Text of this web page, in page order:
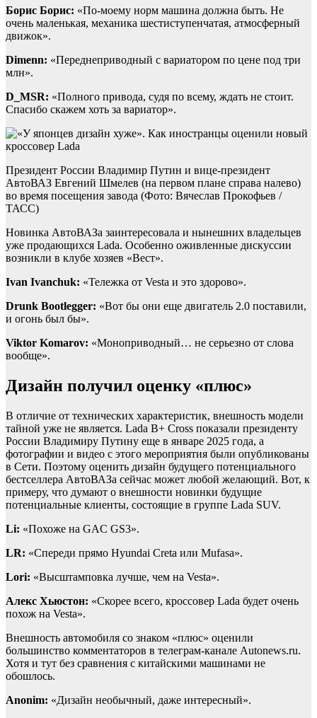
Борис Борис: «По-моему норм машина должна быть. Не
очень маленькая, механика шестиступенчатая, атмосферный
движок».
Dimenn: «Переднеприводный с вариатором по цене под три
млн».
D_MSR: «Полного привода, судя по всему, ждать не стоит.
Спасибо скажем хоть за вариатор».
Президент России Владимир Путин и вице-президент
АвтоВАЗ Евгений Шмелев (на первом плане справа налево)
во время посещения завода (Фото: Вячеслав Прокофьев /
ТАСС)
Новинка АвтоВАЗа заинтересовала и нынешних владельцев
уже продающихся Lada. Особенно оживленные дискуссии
возникли в клубе хозяев «Вест».
Ivan Ivanchuk: «Тележка от Vesta и это здорово».
Drunk Bootlegger: «Вот бы они еще двигатель 2.0 поставили,
и огонь был бы».
Viktor Komarov: «Моноприводный… не серьезно от слова
вообще».
Дизайн получил оценку «плюс»
В отличие от технических характеристик, внешность модели
тайной уже не является. Lada B+ Cross показали президенту
России Владимиру Путину еще в январе 2025 года, а
фотографии и видео с этого мероприятия были опубликованы
в Сети. Поэтому оценить дизайн будущего потенциального
бестселлера АвтоВАЗа сейчас может любой желающий. Вот, к
примеру, что думают о внешности новинки будущие
потенциальные клиенты, состоящие в группе Lada SUV.
Li: «Похоже на GAC GS3».
LR: «Спереди прямо Hyundai Creta или Mufasa».
Lori: «Высштамповка лучше, чем на Vesta».
Алекс Хьюстон: «Скорее всего, кроссовер Lada будет очень
похож на Vesta».
Внешность автомобиля со знаком «плюс» оценили
большинство комментаторов в телеграм-канале Autonews.ru.
Хотя и тут без сравнения с китайскими машинами не
обошлось.
Anonim: «Дизайн необычный, даже интересный».